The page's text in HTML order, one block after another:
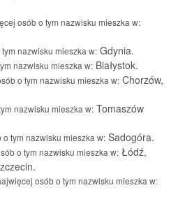
osób o tym nazwisku mieszka w:
nazwisku mieszka w: Gdynia.
nazwisku mieszka w: Białystok.
o tym nazwisku mieszka w: Chorzów,
nazwisku mieszka w: Tomaszów
tym nazwisku mieszka w: Sadogóra.
o tym nazwisku mieszka w: Łódź,
osób o tym nazwisku mieszka w: